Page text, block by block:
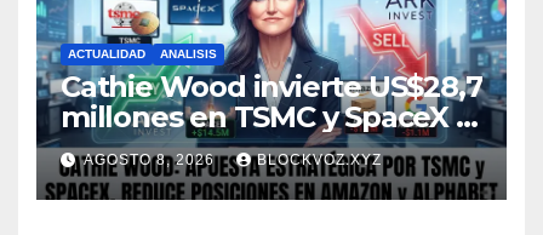
ACTUALIDAD ANALISIS
Cathie Wood invierte US$28,7
millones en TSMC y SpaceX y
reduce posiciones en
Amazon y Alphabet
AGOSTO 8, 2026 BLOCKVOZ.XYZ